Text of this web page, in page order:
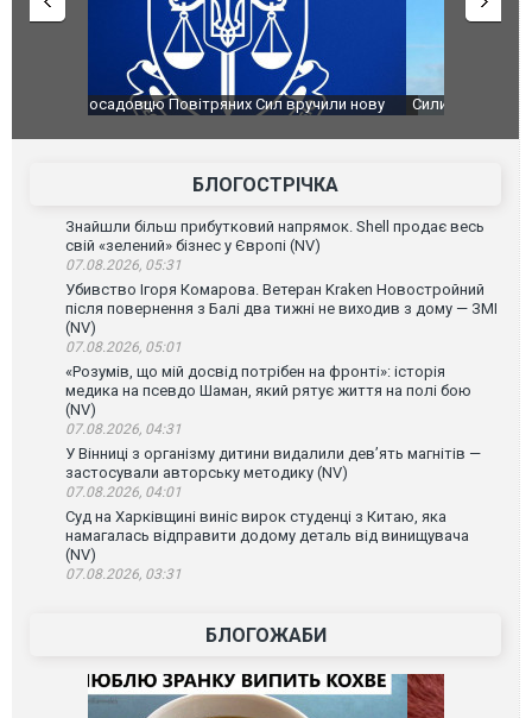
Сили оборони уразили Ярославський НПЗ:
атаку. ВІДЕО
Неймар
БЛОГОСТРІЧКА
Знайшли більш прибутковий напрямок. Shell продає весь
свій «зелений» бізнес у Європі (NV)
07.08.2026, 05:31
Убивство Ігоря Комарова. Ветеран Kraken Новостройний
після повернення з Балі два тижні не виходив з дому — ЗМІ
(NV)
07.08.2026, 05:01
«Розумів, що мій досвід потрібен на фронті»: історія
медика на псевдо Шаман, який рятує життя на полі бою
(NV)
07.08.2026, 04:31
У Вінниці з організму дитини видалили дев’ять магнітів —
застосували авторську методику (NV)
07.08.2026, 04:01
Суд на Харківщині виніс вирок студенці з Китаю, яка
намагалась відправити додому деталь від винищувача
(NV)
07.08.2026, 03:31
БЛОГОЖАБИ